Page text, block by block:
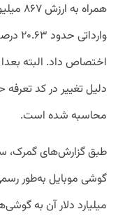
اختصاص داد. البته
محاسبه شده است.